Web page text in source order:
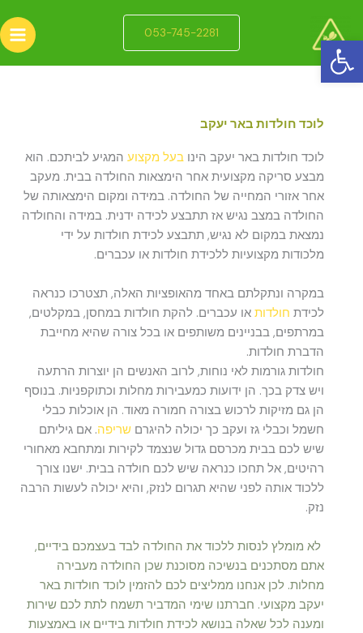
פתח סרגל נגישות
לתוכן
053-745-2281
לוכד חולדות באר יעקב
לוכד חולדות באר יעקב הינו בעל מקצוע המגיע לביתכם. הוא
מבצע סריקה מקצועית אחר הימצאות החולדה בבית. מעקב
אחר אזורי המחייה של החולדה. במידה ומקום הימצאותה של
החולדה במצב נגיש אז תתבצע לכידה ידנית. במידה והחולדה
נמצאת במקום לא נגיש, תתבצע לכידת חולדות על ידי
מלכודות מקצועיות ללכידת חולדות או עכברים.
במקרה ונתקלתם באחד מהאופציות האלה, תצטרכו כנראה
לכידת חולדות או עכברים. להקת חולדות במחסן, במקלטים,
במרתפים, בבניינים משותפים או בכל צורה שהיא מחייבת
הדברת חולדות.
חולדות גורמות לאי נוחות, לרוב האנשים הן יוצרות הרתעה
ויש צדק בכך. הן ידועות כמעבירות מחלות וכתוקפניות. בנוסף
הן גם מזיקות לרכוש בצורה חמורה מאוד. הן אוכלות כבלי
חשמל וכבלי גז ועקב כך יכולה להיגרם שריפה. אם גיליתם
שיש לכם בבית מכרסם גדול שנצמד לקירות ומתחבא מאחורי
רהיטים, אל תחכו כנראה שיש לכם חולדה בבית. ישנו צורך
ללכוד אותה לפני שהיא תגרום לנזק, והיא יכולה לעשות הרבה
נזק.
לא מומלץ לנסות ללכוד את החולדה לבד בעצמכם בידיים,
אתם מסתכנים בנשיכה מסוכנת שכן החולדה מעבירה
מחלות. לכן אנחנו ממליצים לכם להזמין לוכד חולדות באר
יעקב מקצועי. חברתנו שימי המדביר תשמח לתת לכם שירות
ומענה לכל שאלה בנושא לכידת חולדות בידיים או באמצעות